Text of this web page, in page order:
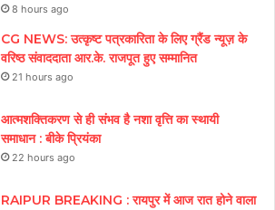
8 hours ago
CG NEWS: उत्कृष्ट पत्रकारिता के लिए ग्रैंड न्यूज़ के
वरिष्ठ संवाददाता आर.के. राजपूत हुए सम्मानित
21 hours ago
आत्मशक्तिकरण से ही संभव है नशा वृत्ति का स्थायी
समाधान : बीके प्रियंका
22 hours ago
RAIPUR BREAKING : रायपुर में आज रात होने वाला